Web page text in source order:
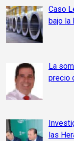
Caso
bajo la
La
precio
las